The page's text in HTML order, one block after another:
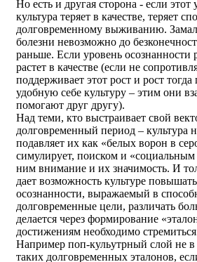
Но есть и другая сторона - если этот
культура теряет в качестве, теряет
долговременному выживанию.
болезни невозможно до
раньше. Если уровень осознанности
растет в качестве (если не
поддерживает этот рост и рост
удобную себе культуру – этим они
помогают друг другу).
Над теми, кто выстраивает свой
долговременный период – культура
подавляет их как «белых ворон в
симулирует, поиском и
ним внимание и их значимость. И
дает возможность культуре
осознанности, выражаемый в
долговременные цели, различать
делается через формирование
достижениям необходимо
Например поп-кульутрный слой не в
таких долговременных эталонов,